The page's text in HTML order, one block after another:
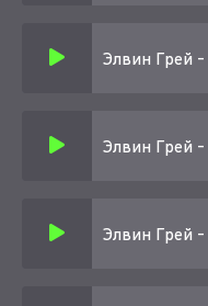
Элвин Грей -
Элвин Грей -
Элвин Грей -